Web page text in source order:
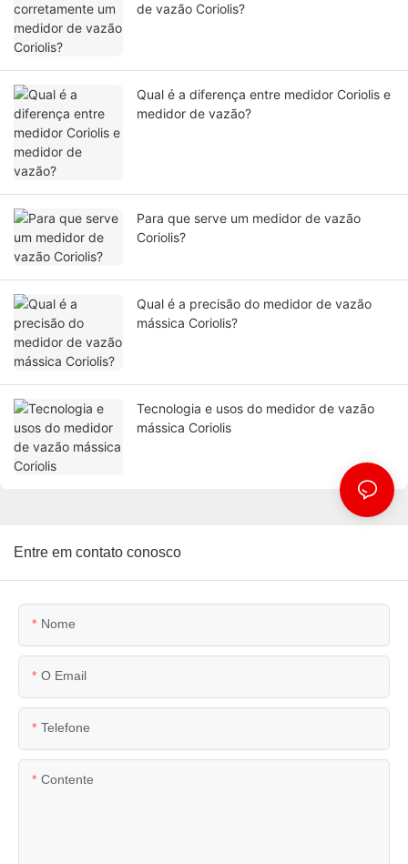
de vazão Coriolis?
Qual é a diferença entre medidor Coriolis e
medidor de vazão?
Para que serve um medidor de vazão
Coriolis?
Qual é a precisão do medidor de vazão
mássica Coriolis?
Tecnologia e usos do medidor de vazão
mássica Coriolis
Entre em contato conosco
Nome
O Email
Telefone
Contente